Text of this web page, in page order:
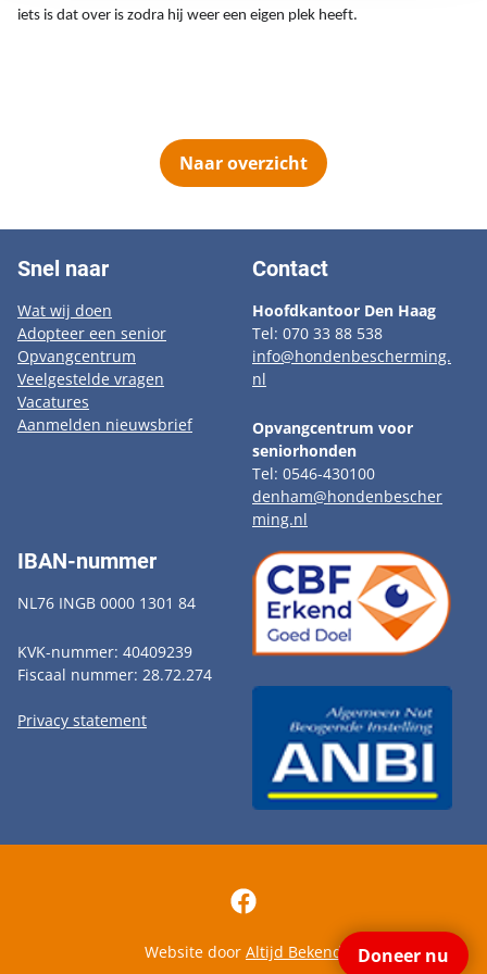
Doneer nu
iets is dat over is zodra hij weer een eigen plek heeft.
Naar overzicht
Snel naar
Wat wij doen
Adopteer een senior
Opvangcentrum
Veelgestelde vragen
Vacatures
Aanmelden nieuwsbrief
Contact
Hoofdkantoor Den Haag
Tel: 070 33 88 538
info@hondenbescherming.
nl
Opvangcentrum voor
seniorhonden
Tel: 0546-430100
denham@hondenbescher
ming.nl
IBAN-nummer
NL76 INGB 0000 1301 84
KVK-nummer: 40409239
Fiscaal nummer: 28.72.274
Privacy statement
Website door Altijd Bekend